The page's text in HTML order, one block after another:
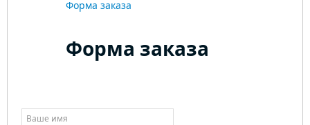
Форма заказа
Форма заказа